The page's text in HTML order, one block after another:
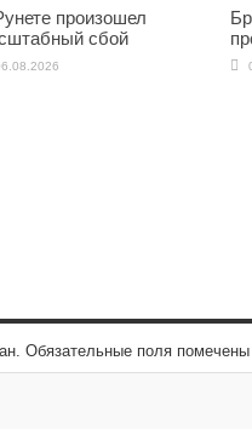
произошел
сбой
Обязательные поля помечены